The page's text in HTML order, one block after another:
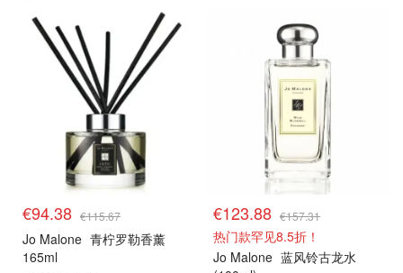
€94.38 €115.67
Jo Malone 青柠罗勒香薰
165ml
€123.88 €157.31
热门款罕见8.5折！
Jo Malone 蓝风铃古龙水